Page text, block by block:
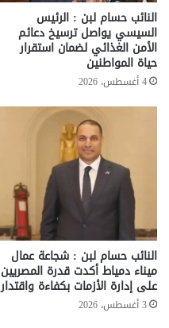
النائب حسام لبن : الرئيس
السيسي يواصل ترسيخ دعائم
الأمن الغذائي لضمان استقرار
حياة المواطنين
4 أغسطس، 2026
النائب حسام لبن : شجاعة عمال
ميناء دمياط أكدت قدرة المصريين
على إدارة الأزمات بكفاءة واقتدار
3 أغسطس، 2026